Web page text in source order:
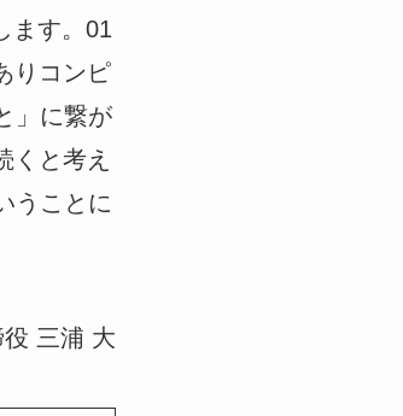
ます。01
りコンピ
」に繋が
くと考え
うことに
三浦 大